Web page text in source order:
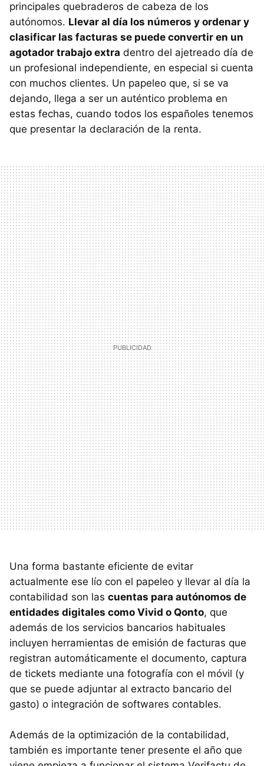
principales quebraderos de cabeza de los
autónomos. Llevar al día los números y ordenar y
clasificar las facturas se puede convertir en un
agotador trabajo extra dentro del ajetreado día de
un profesional independiente, en especial si cuenta
con muchos clientes. Un papeleo que, si se va
dejando, llega a ser un auténtico problema en
estas fechas, cuando todos los españoles tenemos
que presentar la declaración de la renta.
Una forma bastante eficiente de evitar
actualmente ese lío con el papeleo y llevar al día la
contabilidad son las cuentas para autónomos de
entidades digitales como Vivid o Qonto, que
además de los servicios bancarios habituales
incluyen herramientas de emisión de facturas que
registran automáticamente el documento, captura
de tickets mediante una fotografía con el móvil (y
que se puede adjuntar al extracto bancario del
gasto) o integración de softwares contables.
Además de la optimización de la contabilidad,
también es importante tener presente el año que